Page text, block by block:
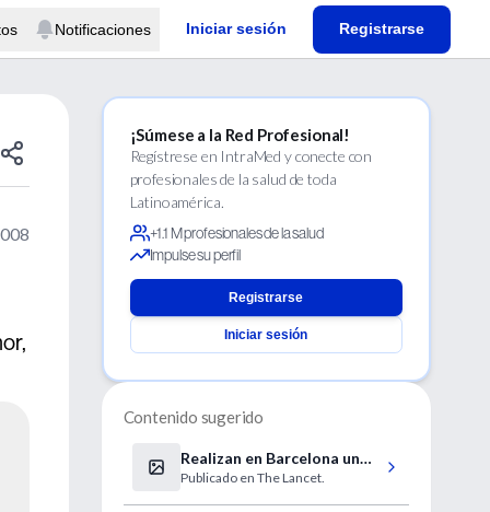
Notificaciones Iniciar sesión Registrarse
¡Súmese a la Red Profesional!
Regístrese en IntraMed y conecte con
profesionales de la salud de toda
Latinoamérica.
+1.1 M profesionales de la salud
Impulse su perfil
Registrarse
Iniciar sesión
Contenido sugerido
Realizan en Barcelona un
trasplante pionero de
tráquea
Publicado en The Lancet.